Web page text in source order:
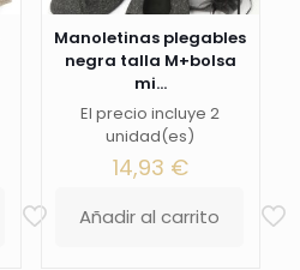
Manoletinas plegables
negra talla M+bolsa
mi...
El precio incluye 2
unidad(es)
14,93 €
Añadir al carrito